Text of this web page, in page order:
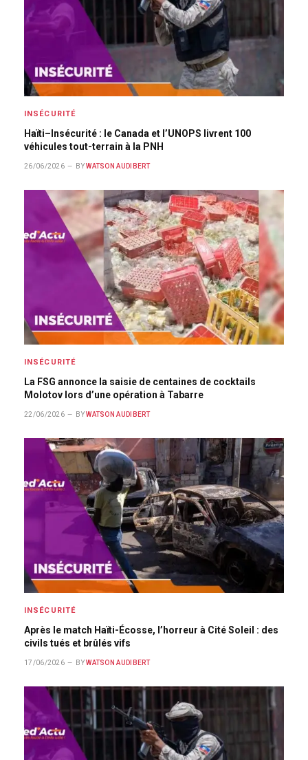
INSÉCURITÉ
Haïti–Insécurité : le Canada et l’UNOPS livrent 100
véhicules tout-terrain à la PNH
26/06/2026 BY WATSON AUDIBERT
INSÉCURITÉ
La FSG annonce la saisie de centaines de cocktails
Molotov lors d’une opération à Tabarre
22/06/2026 BY WATSON AUDIBERT
INSÉCURITÉ
Après le match Haïti-Écosse, l’horreur à Cité Soleil : des
civils tués et brûlés vifs
17/06/2026 BY WATSON AUDIBERT